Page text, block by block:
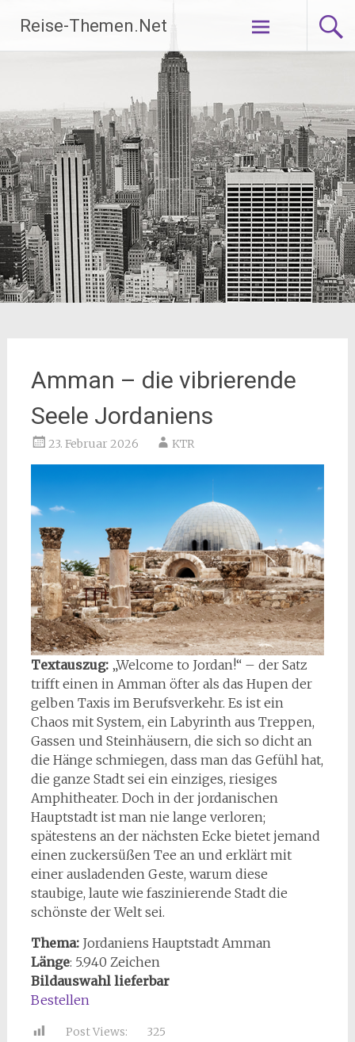
Inhalt
springen
Reise-Themen.Net
Amman – die vibrierende
Seele Jordaniens
23. Februar 2026 KTR
Textauszug: „Welcome to Jordan!“ – der Satz
trifft einen in Amman öfter als das Hupen der
gelben Taxis im Berufsverkehr. Es ist ein
Chaos mit System, ein Labyrinth aus Treppen,
Gassen und Steinhäusern, die sich so dicht an
die Hänge schmiegen, dass man das Gefühl hat,
die ganze Stadt sei ein einziges, riesiges
Amphitheater. Doch in der jordanischen
Hauptstadt ist man nie lange verloren;
spätestens an der nächsten Ecke bietet jemand
einen zuckersüßen Tee an und erklärt mit
einer ausladenden Geste, warum diese
staubige, laute wie faszinierende Stadt die
schönste der Welt sei.
Thema: Jordaniens Hauptstadt Amman
Länge: 5.940 Zeichen
Bildauswahl lieferbar
Bestellen
Post Views:
325